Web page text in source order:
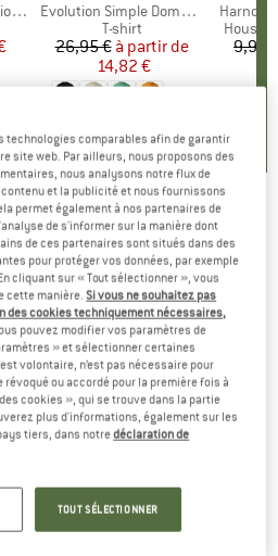
Article
Evolution Simple Dome Short Sleeve
Product group
T-shirt
Prix
26,95 € Prix réduit
à partir de
14,82 €
Article
Housse
9,95
Skuru Fleece -
technologies comparables afin de garantir
site web. Par ailleurs, nous proposons des
nous analysons notre flux de
et la publicité et nous fournissons
permet également à nos partenaires de
de s'informer sur la manière dont
de ces partenaires sont situés dans des
pour protéger vos données, par exemple
cliquant sur « Tout sélectionner », vous
cette manière.Si vous ne souhaitez pas
des cookies techniquement nécessaires,
pouvez modifier vos paramètres de
» et sélectionner certaines
volontaire, n’est pas nécessaire pour
ou accordé pour la première fois à
cookies », qui se trouve dans la partie
plus d'informations, également sur les
tiers, dans notredéclaration de
TOUT SÉLECTIONNER